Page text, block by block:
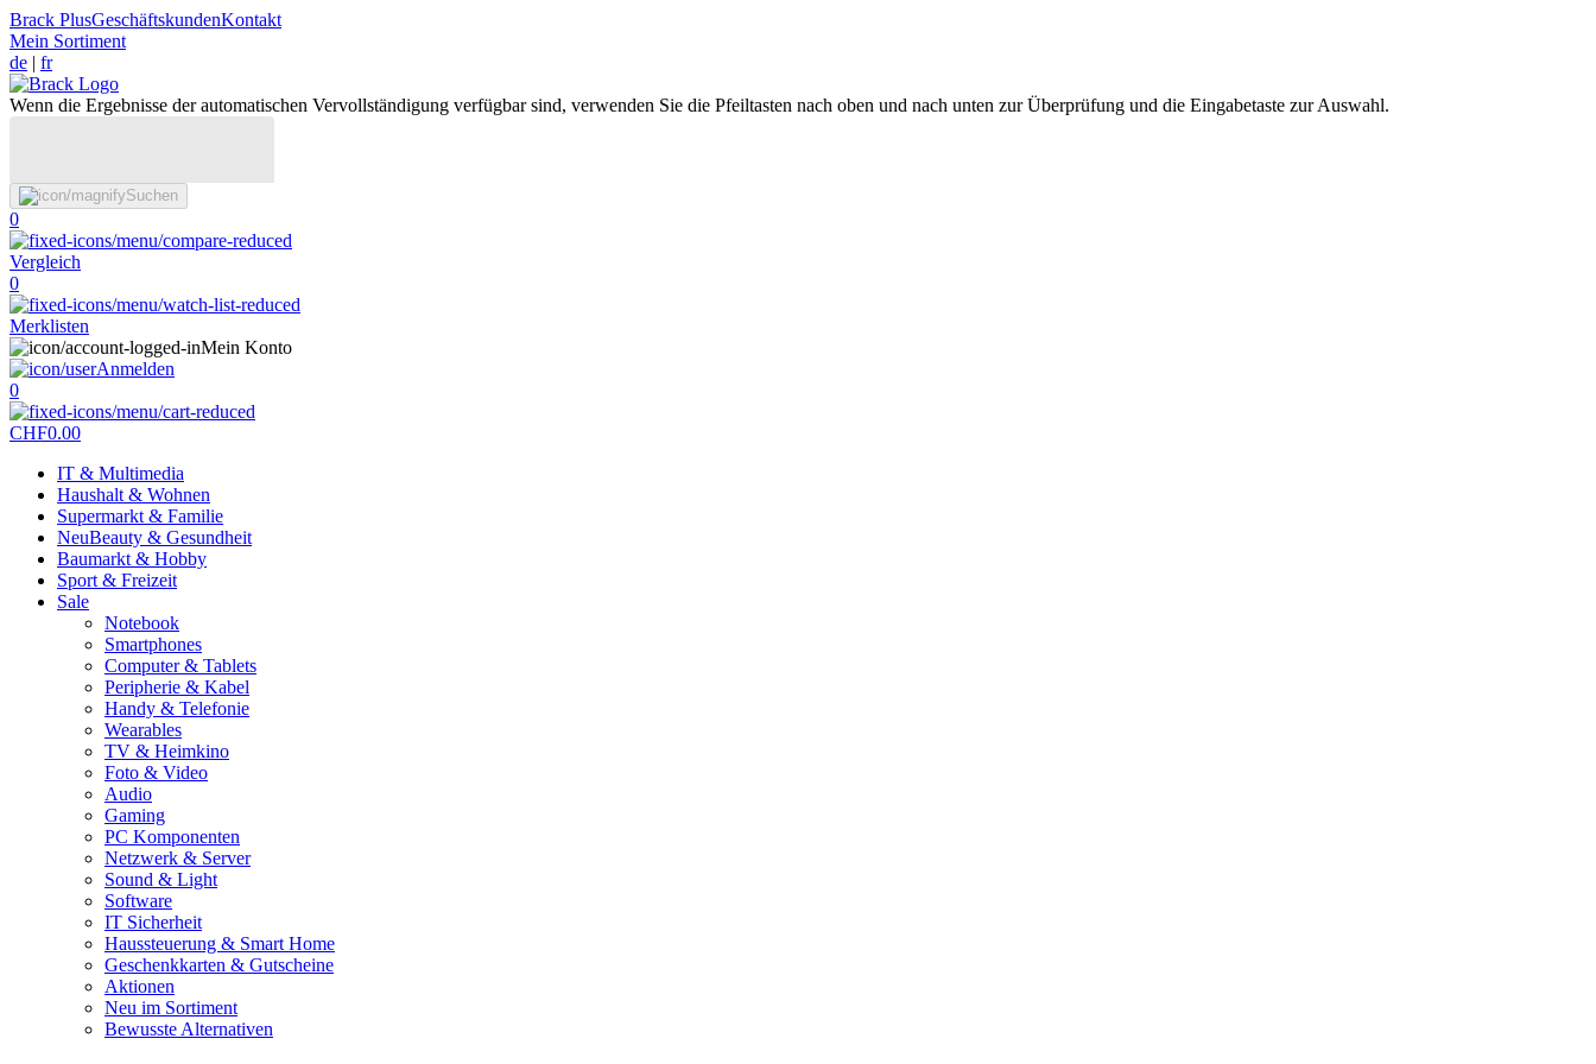
Brack PlusGeschäftskundenKontakt
Mein Sortiment
de | fr
Wenn die Ergebnisse der automatischen Vervollständigung verfügbar sind, verwenden Sie die Pfeiltasten nach oben und nach unten zur Überprüfung und die Eingabetaste zur Auswahl.
Suchen
0
Vergleich
0
Merklisten
Mein Konto
Anmelden
0
CHF0.00
IT & Multimedia
Haushalt & Wohnen
Supermarkt & Familie
NeuBeauty & Gesundheit
Baumarkt & Hobby
Sport & Freizeit
Sale
Notebook
Smartphones
Computer & Tablets
Peripherie & Kabel
Handy & Telefonie
Wearables
TV & Heimkino
Foto & Video
Audio
Gaming
PC Komponenten
Netzwerk & Server
Sound & Light
Software
IT Sicherheit
Haussteuerung & Smart Home
Geschenkkarten & Gutscheine
Aktionen
Neu im Sortiment
Bewusste Alternativen